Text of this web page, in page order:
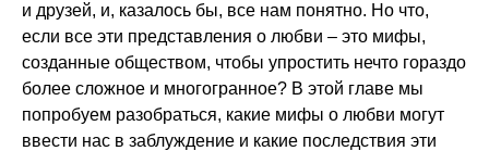
и друзей, и, казалось бы, все нам понятно. Но что,
если все эти представления о любви – это мифы,
созданные обществом, чтобы упростить нечто гораздо
более сложное и многогранное? В этой главе мы
попробуем разобраться, какие мифы о любви могут
ввести нас в заблуждение и какие последствия эти